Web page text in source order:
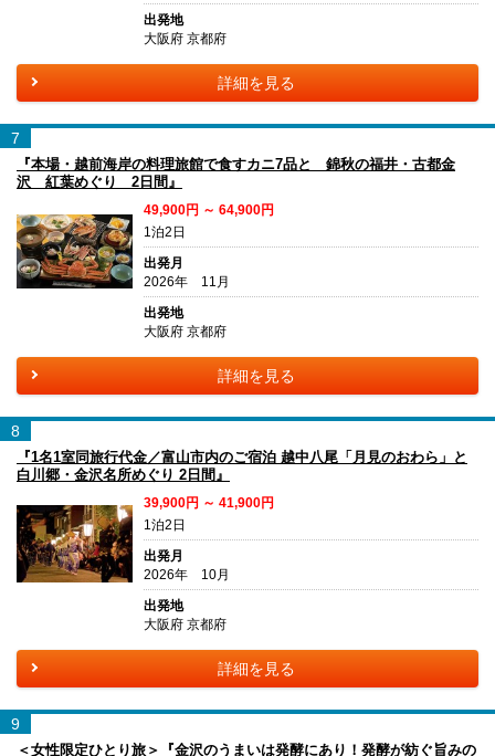
出発地
大阪府 京都府
詳細を見る
7
『本場・越前海岸の料理旅館で食すカニ7品と 錦秋の福井・古都金
沢 紅葉めぐり 2日間』
49,900円 ～ 64,900円
1泊2日
出発月
2026年 11月
出発地
大阪府 京都府
詳細を見る
8
『1名1室同旅行代金／富山市内のご宿泊 越中八尾「月見のおわら」と
白川郷・金沢名所めぐり 2日間』
39,900円 ～ 41,900円
1泊2日
出発月
2026年 10月
出発地
大阪府 京都府
詳細を見る
9
＜女性限定ひとり旅＞『金沢のうまいは発酵にあり！発酵が紡ぐ旨みの